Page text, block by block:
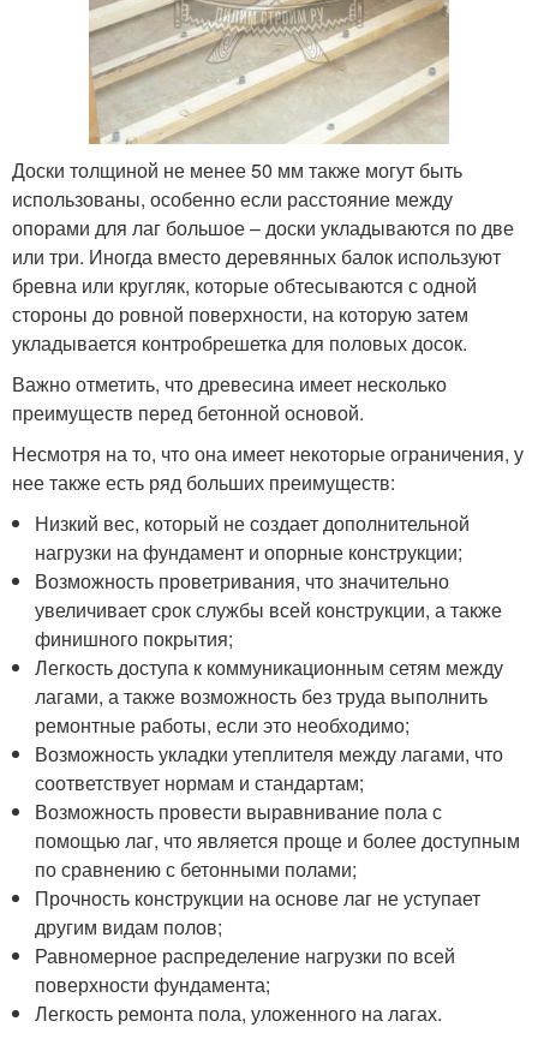
Доски толщиной не менее 50 мм также могут быть
использованы, особенно если расстояние между
опорами для лаг большое – доски укладываются по две
или три. Иногда вместо деревянных балок используют
бревна или кругляк, которые обтесываются с одной
стороны до ровной поверхности, на которую затем
укладывается контробрешетка для половых досок.
Важно отметить, что древесина имеет несколько
преимуществ перед бетонной основой.
Несмотря на то, что она имеет некоторые ограничения, у
нее также есть ряд больших преимуществ:
Низкий вес, который не создает дополнительной
нагрузки на фундамент и опорные конструкции;
Возможность проветривания, что значительно
увеличивает срок службы всей конструкции, а также
финишного покрытия;
Легкость доступа к коммуникационным сетям между
лагами, а также возможность без труда выполнить
ремонтные работы, если это необходимо;
Возможность укладки утеплителя между лагами, что
соответствует нормам и стандартам;
Возможность провести выравнивание пола с
помощью лаг, что является проще и более доступным
по сравнению с бетонными полами;
Прочность конструкции на основе лаг не уступает
другим видам полов;
Равномерное распределение нагрузки по всей
поверхности фундамента;
Легкость ремонта пола, уложенного на лагах.